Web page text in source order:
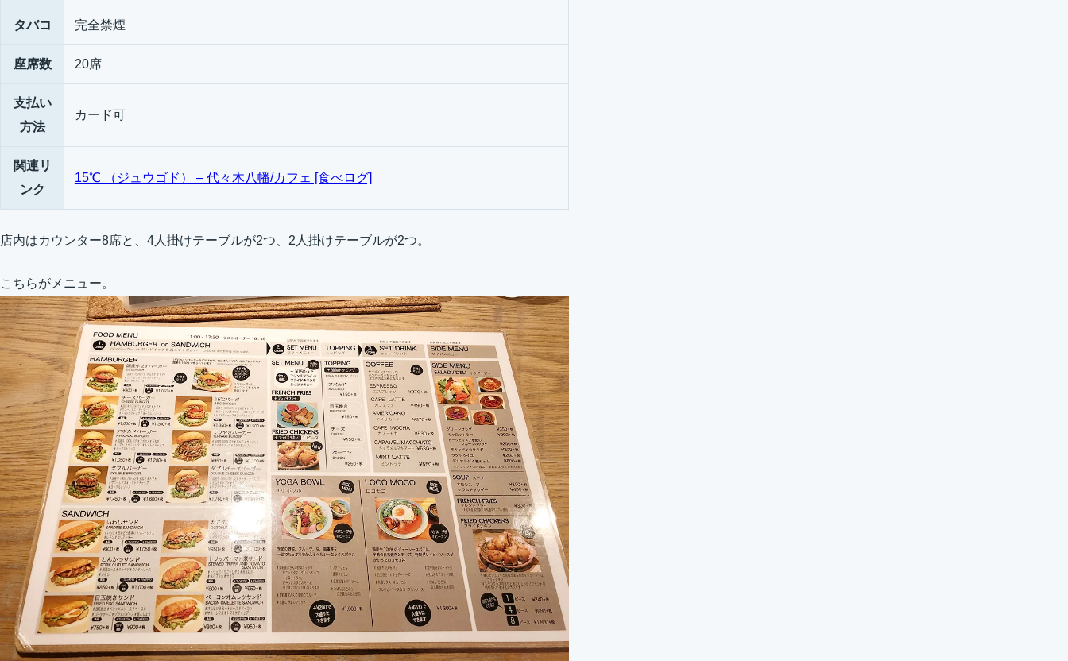
タバコ 完全禁煙
座席数 20席
支払い
方法
カード可
関連リ
ンク
15℃ （ジュウゴド） – 代々木八幡/カフェ [食べログ]
店内はカウンター8席と、4人掛けテーブルが2つ、2人掛けテーブルが2つ。
こちらがメニュー。